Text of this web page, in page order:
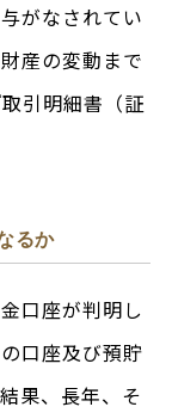
がなされてい
産の変動まで
引明細書（証
るか
口座が判明し
口座及び預貯
果、長年、そ